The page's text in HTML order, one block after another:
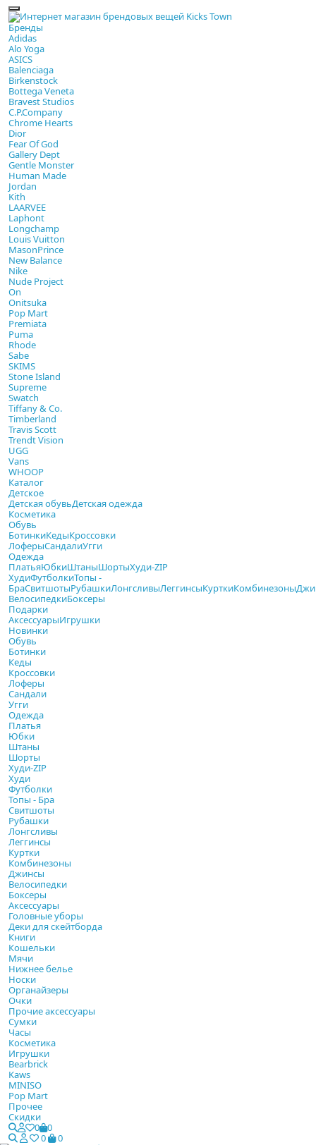
Бренды
Adidas
Alo Yoga
ASICS
Balenciaga
Birkenstock
Bottega Veneta
Bravest Studios
C.P.Company
Chrome Hearts
Dior
Fear Of God
Gallery Dept
Gentle Monster
Human Made
Jordan
Kith
LAARVEE
Laphont
Longchamp
Louis Vuitton
MasonPrince
New Balance
Nike
Nude Project
On
Onitsuka
Pop Mart
Premiata
Puma
Rhode
Sabe
SKIMS
Stone Island
Supreme
Swatch
Tiffany & Co.
Timberland
Travis Scott
Trendt Vision
UGG
Vans
WHOOP
Каталог
Детское
Детская обувьДетская одежда
Косметика
Обувь
БотинкиКедыКроссовки
ЛоферыСандалиУгги
Одежда
ПлатьяЮбкиШтаныШортыХуди-ZIP
ХудиФутболкиТопы -
БраСвитшотыРубашкиЛонгсливыЛеггинсыКурткиКомбинезоны
ВелосипедкиБоксеры
Подарки
АксессуарыИгрушки
Новинки
Обувь
Ботинки
Кеды
Кроссовки
Лоферы
Сандали
Угги
Одежда
Платья
Юбки
Штаны
Шорты
Худи-ZIP
Худи
Футболки
Топы - Бра
Свитшоты
Рубашки
Лонгсливы
Леггинсы
Куртки
Комбинезоны
Джинсы
Велосипедки
Боксеры
Аксессуары
Головные уборы
Деки для скейтборда
Книги
Кошельки
Мячи
Нижнее белье
Носки
Органайзеры
Очки
Прочие аксессуары
Сумки
Часы
Косметика
Игрушки
Bearbrick
Kaws
MINISO
Pop Mart
Прочее
Скидки
0
0
0
0